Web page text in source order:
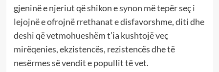
gjeninë e njeriut që shikon e synon më tepër seç i
lejojnë e ofrojnë rrethanat e disfavorshme, diti dhe
deshi që vetmohueshëm t’ia kushtojë veç
mirëqenies, ekzistencës, rezistencës dhe të
nesërmes së vendit e popullit të vet.